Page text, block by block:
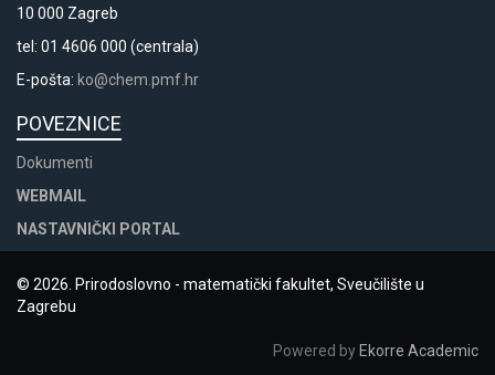
10 000 Zagreb
tel: 01 4606 000 (centrala)
E-pošta: ko@chem.pmf.hr
POVEZNICE
Dokumenti
WEBMAIL
NASTAVNIČKI PORTAL
© 2026. Prirodoslovno - matematički fakultet, Sveučilište u
Zagrebu
Powered by Ekorre Academic